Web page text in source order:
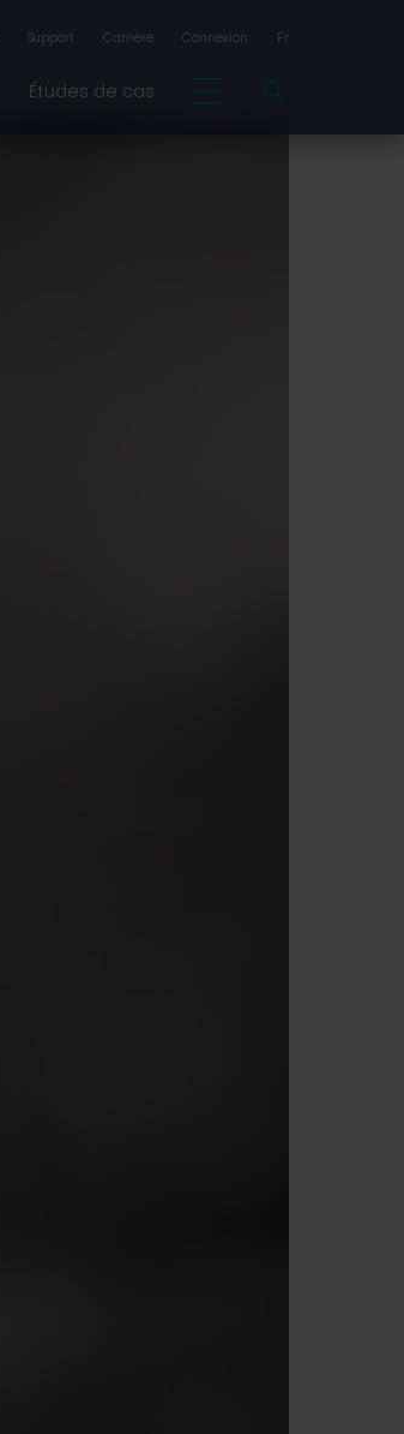
Support Carrière Connexion Fr
Études de cas